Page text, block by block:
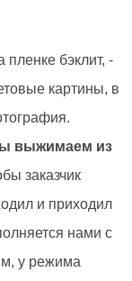
бэклит, -
картины, в
выжимаем из
заказчик
и приходил
нами с
у режима